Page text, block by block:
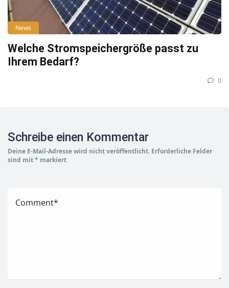
News
Welche Stromspeichergröße passt zu
Ihrem Bedarf?
0
Schreibe einen Kommentar
Deine E-Mail-Adresse wird nicht veröffentlicht. Erforderliche Felder
sind mit* markiert